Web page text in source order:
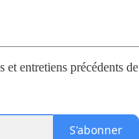
et entretiens précédents de
S'abonner